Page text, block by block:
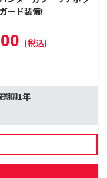
ード装備!
(税込)
期間1年